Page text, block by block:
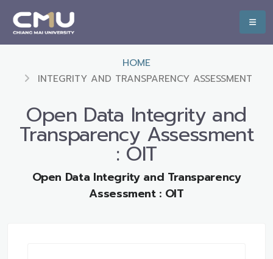
HOME
INTEGRITY AND TRANSPARENCY ASSESSMENT
Open Data Integrity and
Transparency Assessment
: OIT
Open Data Integrity and Transparency
Assessment : OIT